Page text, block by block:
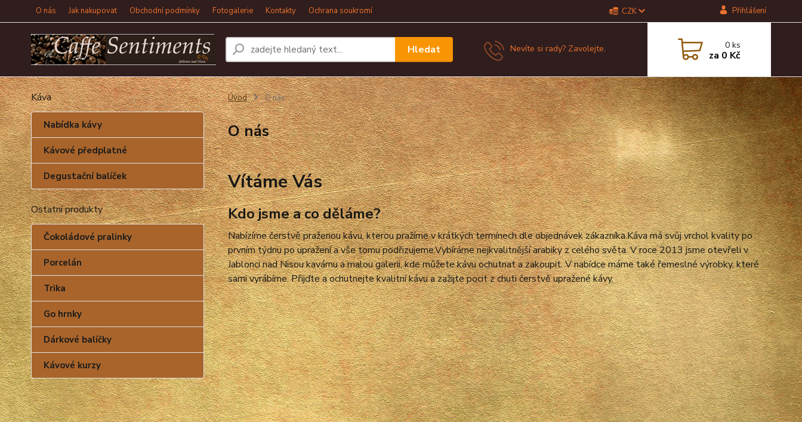
O nás Jak nakupovat Obchodní podmínky Fotogalerie Kontakty Ochrana soukromí CZK Přihlášení
Hledat Nevíte si rady? Zavolejte. 0ks
za 0 Kč
Káva
Nabídka kávy
Kávové předplatné
Degustační balíček
Ostatní produkty
Čokoládové pralinky
Porcelán
Trika
Go hrnky
Dárkové balíčky
Kávové kurzy
Úvod O nás
O nás
Vítáme Vás
Kdo jsme a co děláme?
Nabízíme čerstvě praženou kávu, kterou pražíme v krátkých termínech dleobjednávek zákazníka.Káva má svůj vrchol kvality po
prvním týdnu po upražení a vše tomu podřizujeme.Vybíráme nejkvalitnější arabiky z celého světa. V roce 2013 jsme otevřeli v
Jabloncinad Nisou kavárnu a malou galerii, kde můžete kávuochutnat a zakoupit.V nabídce máme také řemeslné výrobky, které
sami vyrábíme. Přijďte a ochutnejtekvalitní kávu a zažijte pocit z chuti čerstvě upražené kávy.